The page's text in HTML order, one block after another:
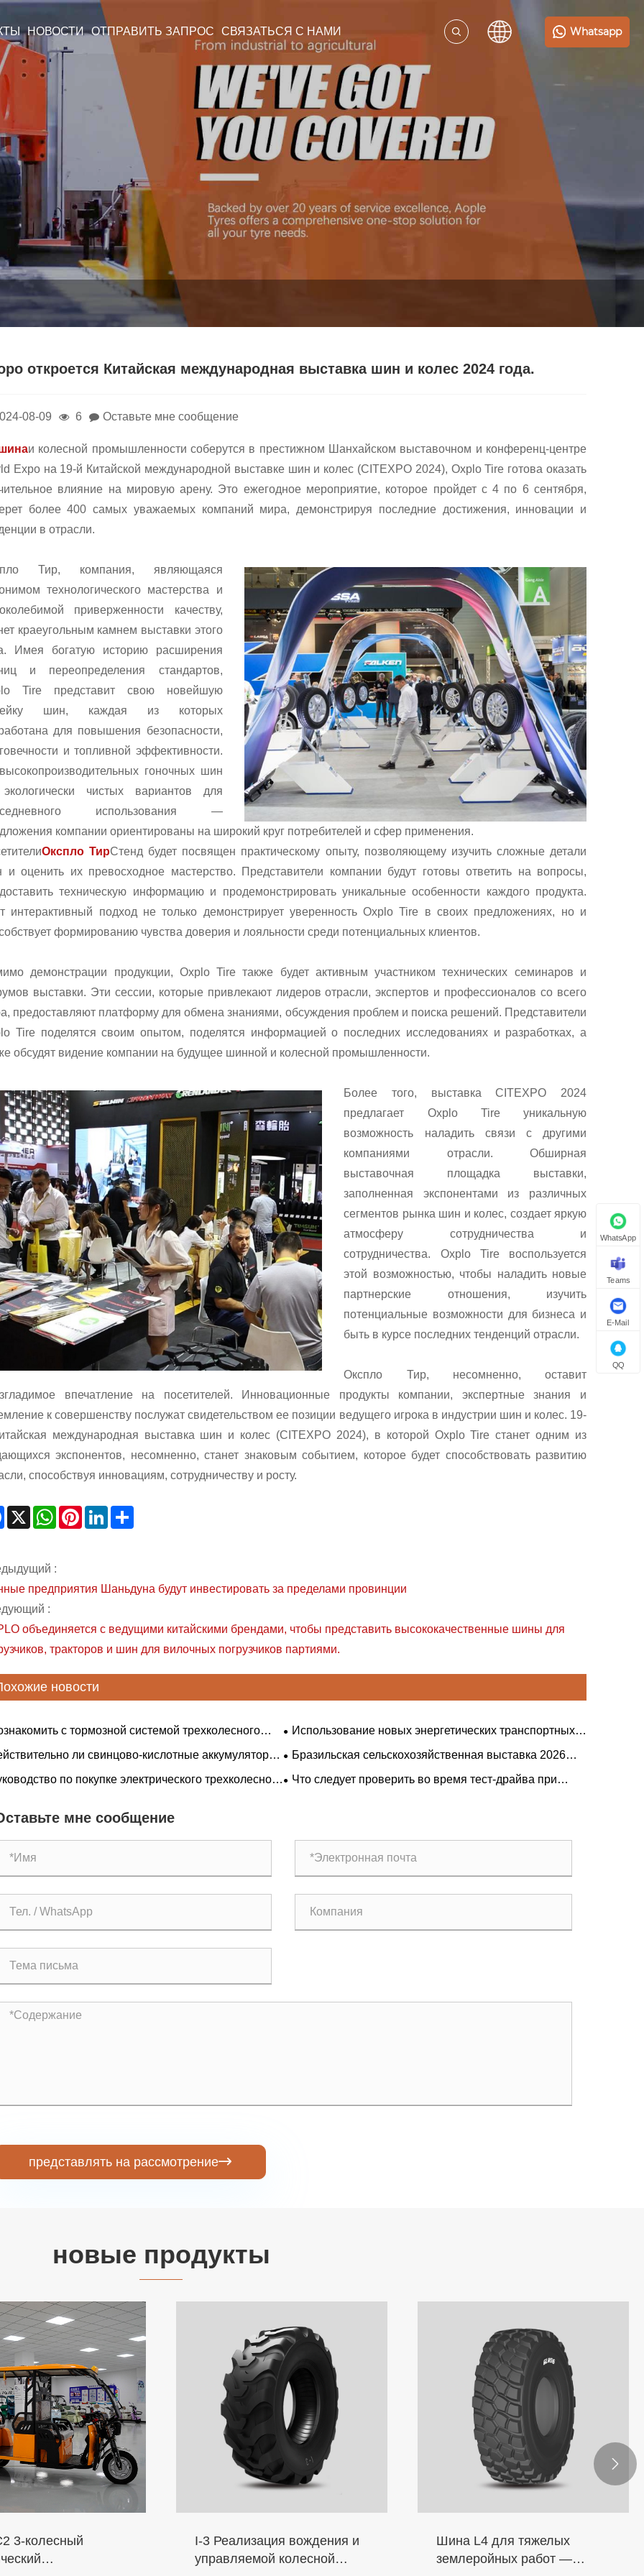
НОВОСТИ ОТПРАВИТЬ ЗАПРОС СВЯЗАТЬСЯ С НАМИ Whatsapp
откроется Китайская международная выставка шин и колес 2024 года.
08-09 6 Оставьте мне сообщение
и колесной промышленности соберутся в престижном Шанхайском выставочном и конференц-центре
Expo на 19-й Китайской международной выставке шин и колес (CITEXPO 2024), Oxplo Tire готова оказать
влияние на мировую арену. Это ежегодное мероприятие, которое пройдет с 4 по 6 сентября,
более 400 самых уважаемых компаний мира, демонстрируя последние достижения, инновации и
в отрасли.
Тир, компания, являющаяся
технологического мастерства и
приверженности качеству,
краеугольным камнем выставки этого
Имея богатую историю расширения
и переопределения стандартов,
Tire представит свою новейшую
шин, каждая из которых
для повышения безопасности,
и топливной эффективности.
гоночных шин
чистых вариантов для
использования —
компании ориентированы на широкий круг потребителей и сфер применения.
Окспло ТирСтенд будет посвящен практическому опыту, позволяющему изучить сложные детали
и оценить их превосходное мастерство. Представители компании будут готовы ответить на вопросы,
техническую информацию и продемонстрировать уникальные особенности каждого продукта.
интерактивный подход не только демонстрирует уверенность Oxplo Tire в своих предложениях, но и
формированию чувства доверия и лояльности среди потенциальных клиентов.
демонстрации продукции, Oxplo Tire также будет активным участником технических семинаров и
выставки. Эти сессии, которые привлекают лидеров отрасли, экспертов и профессионалов со всего
предоставляют платформу для обмена знаниями, обсуждения проблем и поиска решений. Представители
Tire поделятся своим опытом, поделятся информацией о последних исследованиях и разработках, а
обсудят видение компании на будущее шинной и колесной промышленности.
Более того, выставка CITEXPO 2024
предлагает Oxplo Tire уникальную
возможность наладить связи с другими
компаниями отрасли. Обширная
выставочная площадка выставки,
заполненная экспонентами из различных
сегментов рынка шин и колес, создает яркую
атмосферу сотрудничества и
сотрудничества. Oxplo Tire воспользуется
этой возможностью, чтобы наладить новые
партнерские отношения, изучить
потенциальные возможности для бизнеса и
быть в курсе последних тенденций отрасли.
Окспло Тир, несомненно, оставит
впечатление на посетителей. Инновационные продукты компании, экспертные знания и
к совершенству послужат свидетельством ее позиции ведущего игрока в индустрии шин и колес. 19-
международная выставка шин и колес (CITEXPO 2024), в которой Oxplo Tire станет одним из
экспонентов, несомненно, станет знаковым событием, которое будет способствовать развитию
способствуя инновациям, сотрудничеству и росту.
Facebook
X WhatsAppPinterestLinkedIn
:
предприятия Шаньдуна будут инвестировать за пределами провинции
:
объединяется с ведущими китайскими брендами, чтобы представить высококачественные шины для
тракторов и шин для вилочных погрузчиков партиями.
новости
с тормозной системой трехколесного
Использование новых энергетических транспортных
средств для совместного укрепления «железной
дружбы» между Китаем и Сербией.
ли свинцово-кислотные аккумуляторы
литиевых?
​Бразильская сельскохозяйственная выставка 2026
года: мировые гиганты сельскохозяйственной техники
совместно работают над новым планом модернизации
по покупке электрического трехколесного
Что следует проверить во время тест-драйва при
мне сообщение
представлять на рассмотрение
новые продукты
3-колесный
I-3 Реализация вождения и
управляемой колесной
Шина L4 для тяжелых
землеройных работ —

WhatsApp
Teams
E-Mail
QQ